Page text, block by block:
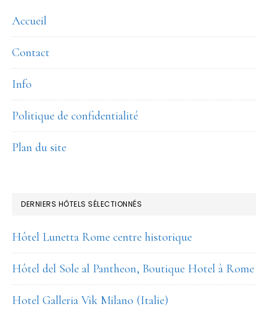
Accueil
Contact
Info
Politique de confidentialité
Plan du site
DERNIERS HÔTELS SÉLECTIONNÉS
Hôtel Lunetta Rome centre historique
Hôtel del Sole al Pantheon, Boutique Hotel à Rome
Hotel Galleria Vik Milano (Italie)